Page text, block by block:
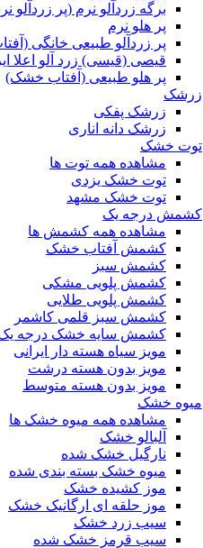
برگه زردآلو نرم (پر زردآلو
پر هلو نرم
پر زردآلو طبیعی خانگی
قیصی (قیسی) زرد آلو اعلا
پر هلو طبیعی (آفتاب خشک)
زرشک
زرشک پفکی
زرشک دانه اناری
توت خشک
مشاهده همه توت ها
توت خشک یزدی
توت خشک مشهد
کشمش درجه یک
مشاهده همه کشمش ها
کشمش آفتاب خشک
کشمش سبز
کشمش پلویی مشکی
کشمش پلویی طلایی
کشمش سبز قلمی کاشمر
کشمش سایه خشک درجه
مویز سیاه هسته دار ایرانی
مویز بدون هسته درشت
مویز بدون هسته متوسط
میوه خشک
مشاهده همه میوه خشک ها
آلبالو خشک
نارگیل خشک شده
میوه خشک بسته بندی شده
موز کشیده خشک
موز حلقه ای ارگانیک خشک
سیب زرد خشک
سیب قرمز خشک شده